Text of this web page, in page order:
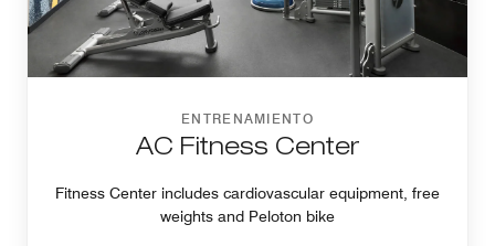
ENTRENAMIENTO
AC Fitness Center
Fitness Center includes cardiovascular equipment, free
weights and Peloton bike